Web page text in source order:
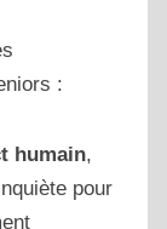
:
humain,
pour